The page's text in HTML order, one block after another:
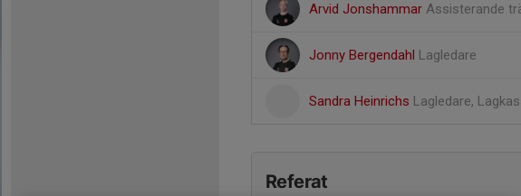
Arvid Jonshammar Assisterande
Jonny Bergendahl Lagledare
Sandra Heinrichs Lagledare,
Referat